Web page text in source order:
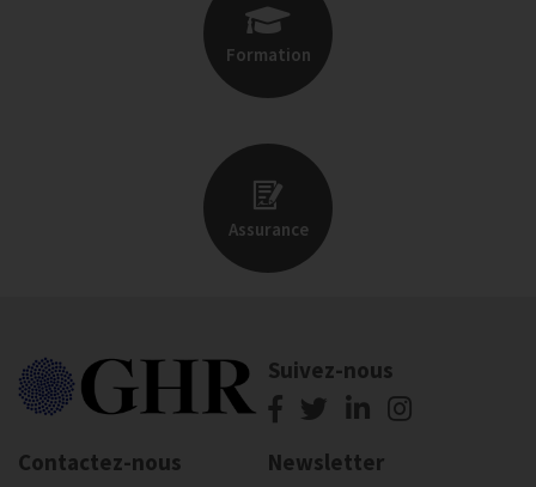
Formation
Assurance
Suivez-nous
Contactez-nous Newsletter